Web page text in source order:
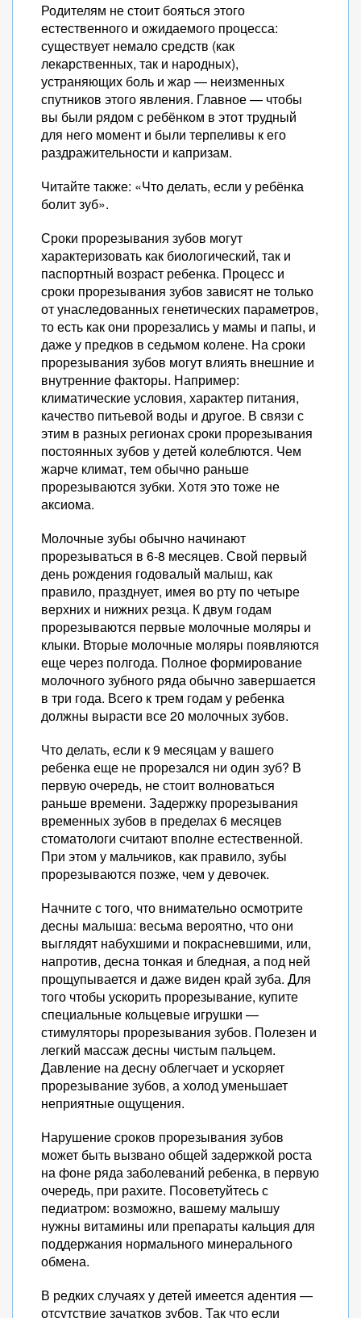
Родителям не стоит бояться этого
естественного и ожидаемого процесса:
существует немало средств (как
лекарственных, так и народных),
устраняющих боль и жар — неизменных
спутников этого явления. Главное — чтобы
вы были рядом с ребёнком в этот трудный
для него момент и были терпеливы к его
раздражительности и капризам.
Читайте также: «Что делать, если у ребёнка
болит зуб».
Сроки прорезывания зубов могут
характеризовать как биологический, так и
паспортный возраст ребенка. Процесс и
сроки прорезывания зубов зависят не только
от унаследованных генетических параметров,
то есть как они прорезались у мамы и папы, и
даже у предков в седьмом колене. На сроки
прорезывания зубов могут влиять внешние и
внутренние факторы. Например:
климатические условия, характер питания,
качество питьевой воды и другое. В связи с
этим в разных регионах сроки прорезывания
постоянных зубов у детей колеблются. Чем
жарче климат, тем обычно раньше
прорезываются зубки. Хотя это тоже не
аксиома.
Молочные зубы обычно начинают
прорезываться в 6-8 месяцев. Свой первый
день рождения годовалый малыш, как
правило, празднует, имея во рту по четыре
верхних и нижних резца. К двум годам
прорезываются первые молочные моляры и
клыки. Вторые молочные моляры появляются
еще через полгода. Полное формирование
молочного зубного ряда обычно завершается
в три года. Всего к трем годам у ребенка
должны вырасти все 20 молочных зубов.
Что делать, если к 9 месяцам у вашего
ребенка еще не прорезался ни один зуб? В
первую очередь, не стоит волноваться
раньше времени. Задержку прорезывания
временных зубов в пределах 6 месяцев
стоматологи считают вполне естественной.
При этом у мальчиков, как правило, зубы
прорезываются позже, чем у девочек.
Начните с того, что внимательно осмотрите
десны малыша: весьма вероятно, что они
выглядят набухшими и покрасневшими, или,
напротив, десна тонкая и бледная, а под ней
прощупывается и даже виден край зуба. Для
того чтобы ускорить прорезывание, купите
специальные кольцевые игрушки —
стимуляторы прорезывания зубов. Полезен и
легкий массаж десны чистым пальцем.
Давление на десну облегчает и ускоряет
прорезывание зубов, а холод уменьшает
неприятные ощущения.
Нарушение сроков прорезывания зубов
может быть вызвано общей задержкой роста
на фоне ряда заболеваний ребенка, в первую
очередь, при рахите. Посоветуйтесь с
педиатром: возможно, вашему малышу
нужны витамины или препараты кальция для
поддержания нормального минерального
обмена.
В редких случаях у детей имеется адентия —
отсутствие зачатков зубов. Так что если